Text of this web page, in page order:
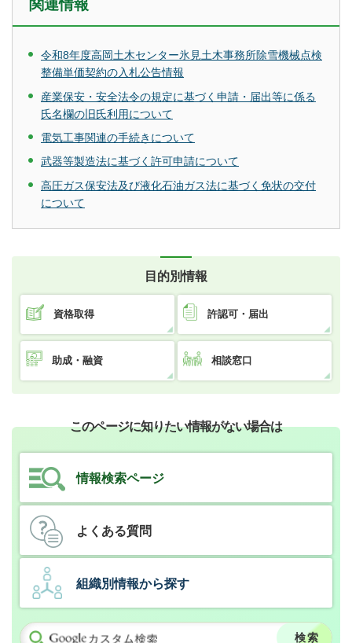
関連情報
令和8年度高岡土木センター氷見土木事務所除雪機械点検
整備単価契約の入札公告情報
産業保安・安全法令の規定に基づく申請・届出等に係る
氏名欄の旧氏利用について
電気工事関連の手続きについて
武器等製造法に基づく許可申請について
高圧ガス保安法及び液化石油ガス法に基づく免状の交付
について
目的別情報
資格取得 許認可・届出
助成・融資 相談窓口
このページに知りたい情報がない場合は
情報検索ページ
よくある質問
組織別情報から探す